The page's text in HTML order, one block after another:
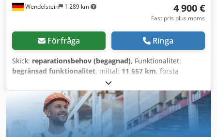
Wendelstein 1 289 km 4 900 €
Fast pris plus moms
Förfråga Ringa
Skick: reparationsbehov (begagnad), Funktionalitet:
begränsad funktionalitet, miltal: 11 557 km, första
, totalvikt:
elektrisk, färg:vit, axelkonfiguration:4x2, driftsvikt:1 270
, tomvikt:1 270 kg, bränsle: elektricitet , Tillverkningsår:
, drifttimmar:424 h, Utrustning:
bilregistrering, låg
ljudnivå
, Eltransportbil: - Esagono Energia - Typ Geco -
Förstaregistrering: 26.02.2015 - 11 557 km - 424